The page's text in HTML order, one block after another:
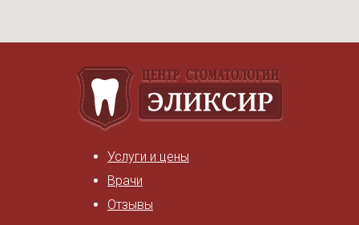
Услуги и цены
Врачи
Отзывы